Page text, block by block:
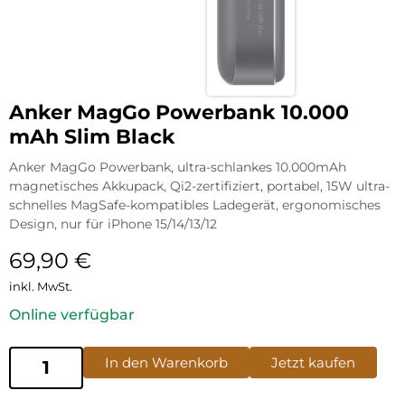
Anker MagGo Powerbank 10.000
mAh Slim Black
Anker MagGo Powerbank, ultra-schlankes 10.000mAh
magnetisches Akkupack, Qi2-zertifiziert, portabel, 15W ultra-
schnelles MagSafe-kompatibles Ladegerät, ergonomisches
Design, nur für iPhone 15/14/13/12
69,90 €
inkl. MwSt.
Online verfügbar
In den Warenkorb Jetzt kaufen